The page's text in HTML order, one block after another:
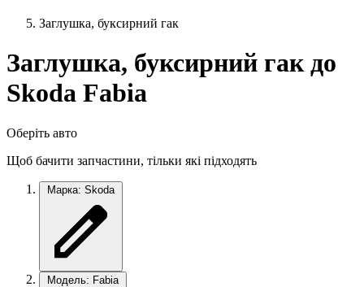
Заглушка, буксирний гак
Заглушка, буксирний гак до
Skoda Fabia
Оберіть авто
Щоб бачити запчастини, тільки які підходять
Марка: Skoda
Модель: Fabia